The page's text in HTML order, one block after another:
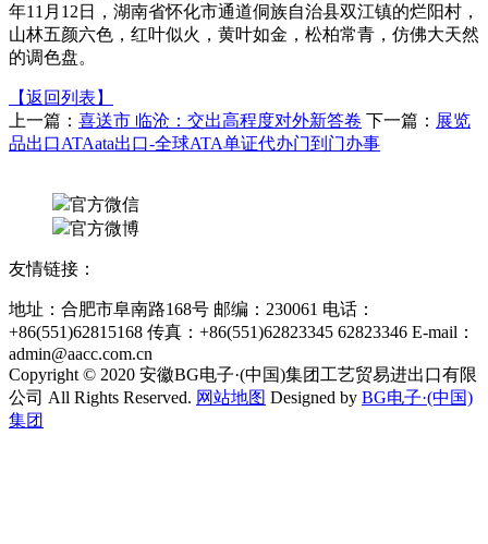
年11月12日，湖南省怀化市通道侗族自治县双江镇的烂阳村，
山林五颜六色，红叶似火，黄叶如金，松柏常青，仿佛大天然
的调色盘。
【返回列表】
上一篇： 喜送市 临沧：交出高程度对外新答卷 下一篇： 展览
品出口ATAata出口-全球ATA单证代办门到门办事
官方微信
官方微博
友情链接：
地址：合肥市阜南路168号 邮编：230061 电话：
+86(551)62815168 传真：+86(551)62823345 62823346 E-mail：
admin@aacc.com.cn
Copyright © 2020 安徽BG电子·(中国)集团工艺贸易进出口有限
公司 All Rights Reserved. 网站地图 Designed by BG电子·(中国)
集团